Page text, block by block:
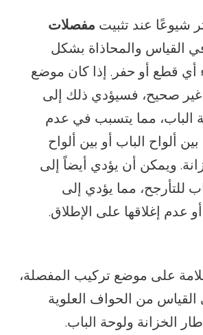
شيوعًا عند تثبيت مفصلات
القياس والمحاذاة بشكل
أي قطع أو حفر. إذا كان موضع
صحيح، فسيؤدي ذلك إلى
الباب، مما يتسبب في عدم
ألواح الباب أو بين ألواح
ويمكن أن يؤدي أيضاً إلى
للتأرجح، مما يؤدي إلى
أو عدم إغلاقها على الإطلاق.
على موضع تركيب المفصلة،
من الحواف العلوية
الخزانة ولوحة الباب.